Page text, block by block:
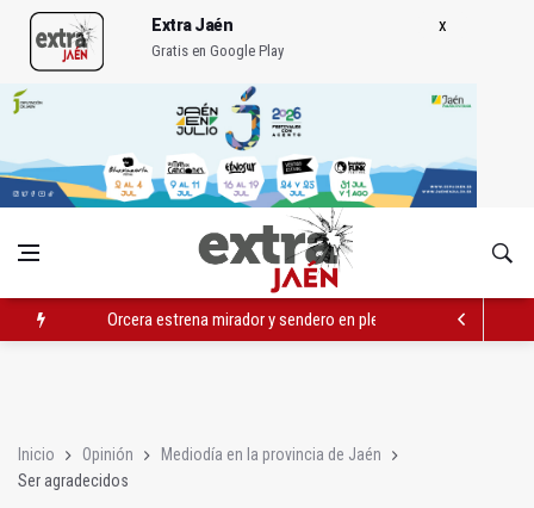
Extra Jaén
Gratis en Google Play
Orcera estrena mirador y sendero en pleno paisaje del olivar
Inicio Opinión
Mediodía en la provincia de Jaén
Ser agradecidos